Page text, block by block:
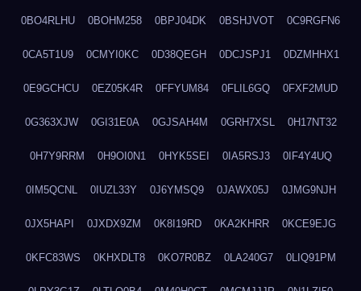
0BO4RLHU 0BOHM258 0BPJ04DK 0BSHJVOT 0C9RGFN6
0CA5T1U9 0CMYI0KC 0D38QEGH 0DCJSPJ1 0DZMHHX1
0E9GCHCU 0EZ05K4R 0FFYUM84 0FLIL6GQ 0FXF2MUD
0G363XJW 0GI31E0A 0GJSAH4M 0GRH7XSL 0H17NT32
0H7Y9RRM 0H9OI0N1 0HYK5SEI 0IA5RSJ3 0IF4Y4UQ
0IM5QCNL 0IUZL33Y 0J6YMSQ9 0JAWX05J 0JMG9NJH
0JX5HAPI 0JXDX9ZM 0K8I19RD 0KA2KHRR 0KCE9EJG
0KFC83WS 0KHXDLT8 0KO7R0BZ 0LA240G7 0LIQ91PM